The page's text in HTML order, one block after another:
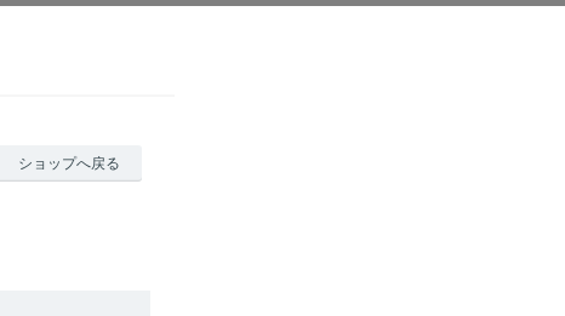
ショップへ戻る